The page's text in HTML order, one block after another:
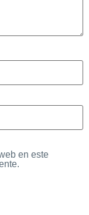
en este